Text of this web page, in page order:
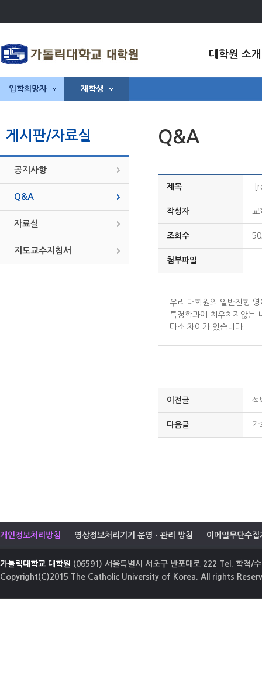
대학원 소개
입학희망자 재학생
게시판/자료실
공지사항
Q&A
자료실
지도교수지침서
Q&A
제목
작성자 교
조회수
첨부파일
우리 대학원의 일반전형
특정학과에 치우치지않는
다소 차이가 있습니다.
이전글 석
다음글 간
개인정보처리방침 영상정보처리기기 운영ㆍ관리 방침 이메일무단수집
가톨릭대학교 대학원 (06591) 서울특별시 서초구 반포대로 222 Tel. 학적/
Copyright(C)2015 The Catholic University of Korea. All rights